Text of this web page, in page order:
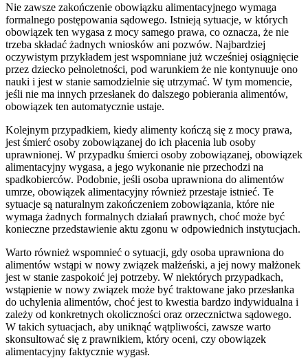
Nie zawsze zakończenie obowiązku alimentacyjnego wymaga
formalnego postępowania sądowego. Istnieją sytuacje, w których
obowiązek ten wygasa z mocy samego prawa, co oznacza, że nie
trzeba składać żadnych wniosków ani pozwów. Najbardziej
oczywistym przykładem jest wspomniane już wcześniej osiągnięcie
przez dziecko pełnoletności, pod warunkiem że nie kontynuuje ono
nauki i jest w stanie samodzielnie się utrzymać. W tym momencie,
jeśli nie ma innych przesłanek do dalszego pobierania alimentów,
obowiązek ten automatycznie ustaje.
Kolejnym przypadkiem, kiedy alimenty kończą się z mocy prawa,
jest śmierć osoby zobowiązanej do ich płacenia lub osoby
uprawnionej. W przypadku śmierci osoby zobowiązanej, obowiązek
alimentacyjny wygasa, a jego wykonanie nie przechodzi na
spadkobierców. Podobnie, jeśli osoba uprawniona do alimentów
umrze, obowiązek alimentacyjny również przestaje istnieć. Te
sytuacje są naturalnym zakończeniem zobowiązania, które nie
wymaga żadnych formalnych działań prawnych, choć może być
konieczne przedstawienie aktu zgonu w odpowiednich instytucjach.
Warto również wspomnieć o sytuacji, gdy osoba uprawniona do
alimentów wstąpi w nowy związek małżeński, a jej nowy małżonek
jest w stanie zaspokoić jej potrzeby. W niektórych przypadkach,
wstąpienie w nowy związek może być traktowane jako przesłanka
do uchylenia alimentów, choć jest to kwestia bardzo indywidualna i
zależy od konkretnych okoliczności oraz orzecznictwa sądowego.
W takich sytuacjach, aby uniknąć wątpliwości, zawsze warto
skonsultować się z prawnikiem, który oceni, czy obowiązek
alimentacyjny faktycznie wygasł.